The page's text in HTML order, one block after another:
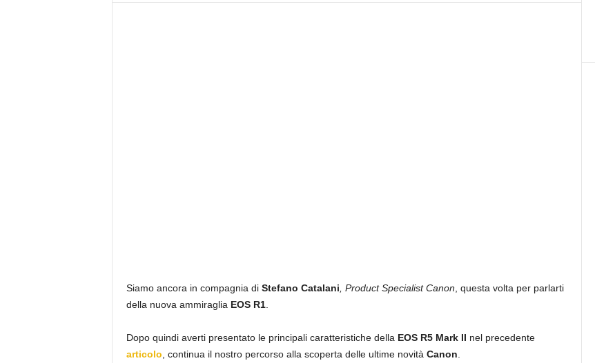
Siamo ancora in compagnia di Stefano Catalani , Product Specialist Canon , questa volta per parlarti
della nuova ammiraglia EOS R1.
Dopo quindi averti presentato le principali caratteristiche della EOS R5 Mark II nel precedente
articolo , continua il nostro percorso alla scoperta delle ultime novità Canon